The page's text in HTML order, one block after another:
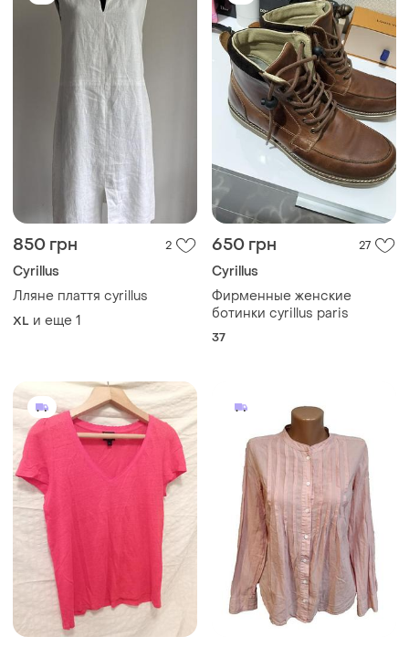
850 грн 2
Cyrillus
Лляне плаття cyrillus
XL и еще 1
650 грн 27
Cyrillus
Фирменные женские
ботинки cyrillus paris
37